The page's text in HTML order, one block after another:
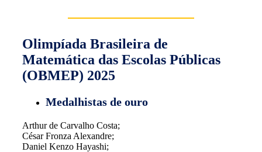
Olimpíada Brasileira de
Matemática das Escolas Públicas
(OBMEP) 2025
Medalhistas de ouro
Arthur de Carvalho Costa;
César Fronza Alexandre;
Daniel Kenzo Hayashi;